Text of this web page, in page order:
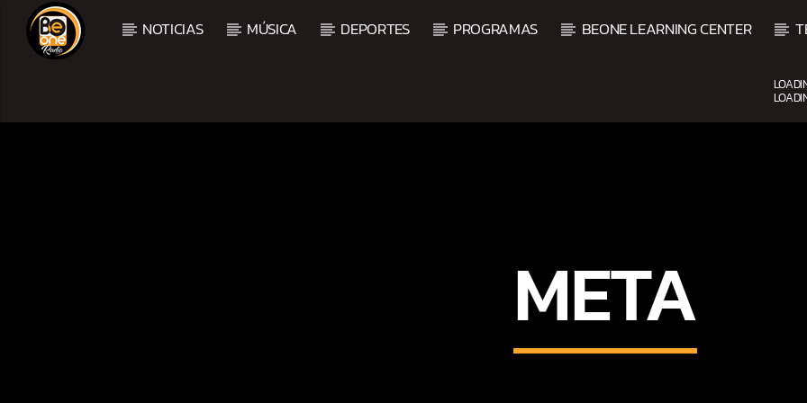
NOTICIAS MÚSICA DEPORTES PROGRAMAS BEONE LEARNING CENTER
META